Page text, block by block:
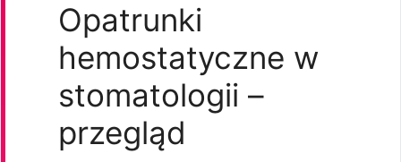
Opatrunki
hemostatyczne w
stomatologii –
przegląd